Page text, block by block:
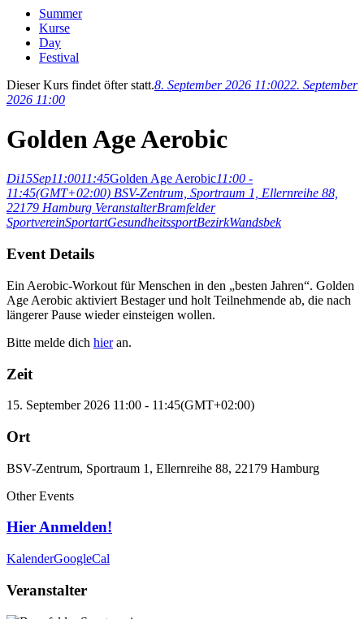
Summer
Kurse
Day
Festival
Dieser Kurs findet öfter statt.8. September 2026 11:0022. September
2026 11:00
Golden Age Aerobic
Di15Sep11:0011:45Golden Age Aerobic11:00 -
11:45(GMT+02:00) BSV-Zentrum, Sportraum 1, Ellernreihe 88,
22179 Hamburg VeranstalterBramfelder
SportvereinSportartGesundheitssportBezirkWandsbek
Event Details
Ein Aerobic-Workout für Menschen in den „besten Jahren“. Golden
Age Aerobic aktiviert Bestager und holt Teilnehmende ab, die nach
längerer Pause wieder einsteigen wollen.
Bitte melde dich hieran.
Zeit
15. September 2026 11:00 - 11:45(GMT+02:00)
Ort
BSV-Zentrum, Sportraum 1, Ellernreihe 88, 22179 Hamburg
Other Events
Hier Anmelden!
KalenderGoogleCal
Veranstalter